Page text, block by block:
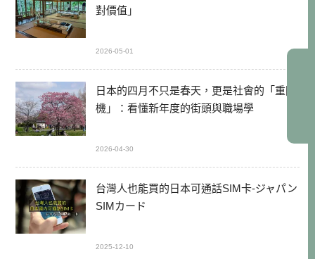
對價值」
2026-05-01
日本的四月不只是春天，更是社會的「重開
機」：看懂新年度的街頭與職場學
2026-04-30
台灣人也能買的日本可通話SIM卡-ジャパン
SIMカード
2025-12-10